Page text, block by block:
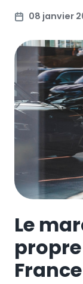
08 janvier
Le
France